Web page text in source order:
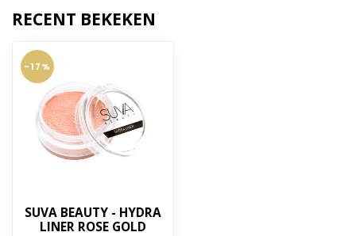
RECENT BEKEKEN
-17%
SUVA BEAUTY - HYDRA
LINER ROSE GOLD